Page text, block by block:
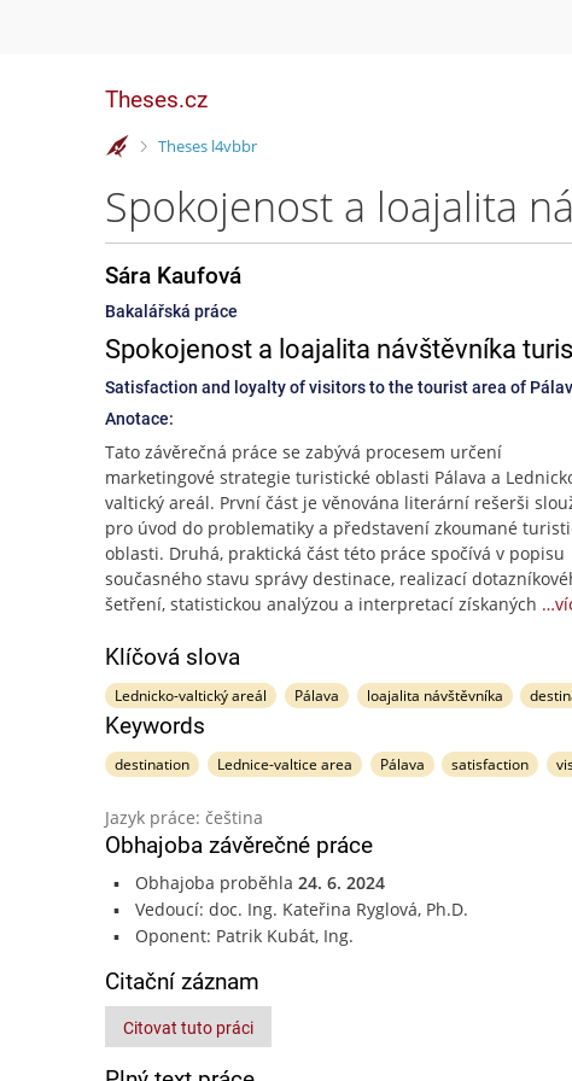
Theses.cz
>
Theses l4vbbr
Sára Kaufová
Bakalářská práce
Spokojenost a loajalita návštěvníka
Satisfaction and loyalty of visitors to the tourist area of
Anotace:
Tato závěrečná práce se zabývá procesem určení
marketingové strategie turistické oblasti Pálava a
valtický areál. První část je věnována literární rešerši
pro úvod do problematiky a představení zkoumané
oblasti. Druhá, praktická část této práce spočívá v popisu
současného stavu správy destinace, realizací
šetření, statistickou analýzou a interpretací získaných
Klíčová slova
Lednicko-valtický areál Pálava loajalita návštěvníka
Keywords
destination Lednice-valtice area Pálava satisfaction
Jazyk práce: čeština
Obhajoba závěrečné práce
Obhajoba proběhla 24. 6. 2024
Vedoucí: doc. Ing. Kateřina Ryglová, Ph.D.
Oponent: Patrik Kubát, Ing.
Citační záznam
Citovat tuto práci